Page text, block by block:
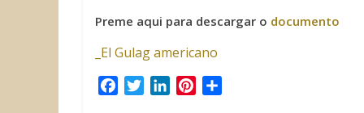
Preme aqui para descargar o documento
_El Gulag americano